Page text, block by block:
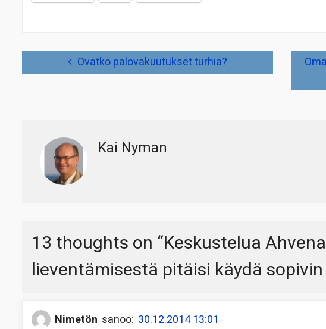
Ovatko palovakuutukset turhia?
Kai Nyman
13 thoughts on “Keskustelua
lieventämisestä pitäisi käydä
Nimetön sanoo: 30.12.2014 13:01